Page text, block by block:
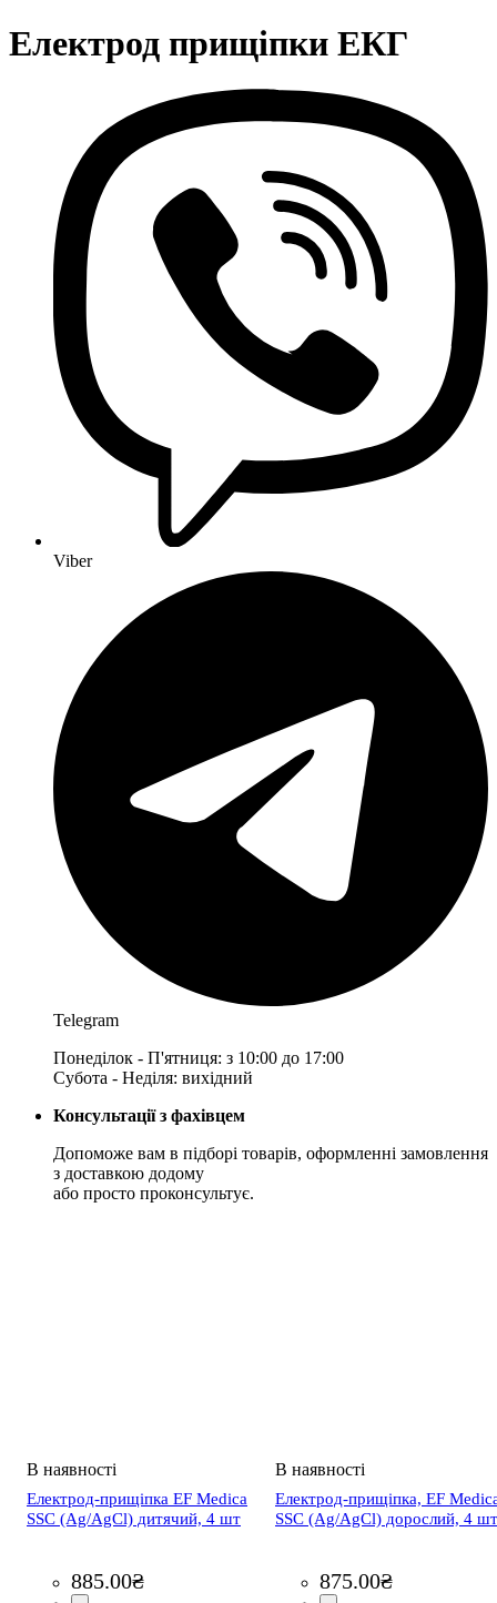
Електрод прищіпки ЕКГ
Viber
Telegram
Понеділок - П'ятниця: з 10:00 до 17:00
Субота - Неділя: вихідний
Консультації з фахівцем
Допоможе вам в підборі товарів, оформленні замовлення
з доставкою додому
або просто проконсультує.
Електрод-прищіпка EF Medica
SSC (Ag/AgCl) дитячий, 4 шт
885.00₴
Електрод-прищіпка, EF
SSC (Ag/AgCl) дорослий, 4 шт
875.00₴